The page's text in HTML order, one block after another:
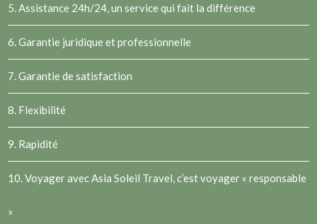
5. Assistance 24h/24, un service qui fait la différence
6. Garantie juridique et professionnelle
7. Garantie de satisfaction
8. Flexibilité
9. Rapidité
10. Voyager avec Asia Soleil Travel, c’est voyager « responsable
»